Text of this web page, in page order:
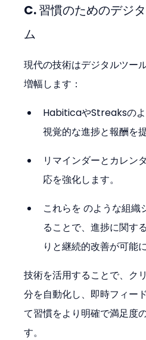
C. 習慣のためのデジ
ム
現代の技術はデジタルツー
増幅します：
HabiticaやStreaksの
視覚的な進捗と報酬を
リマインダーとカレン
応を強化します。
これらを のような組織
ることで、進捗に関す
りと継続的改善が可能
技術を活用することで、ク
分を自動化し、即時フィー
て習慣をより明確で満足度
す。